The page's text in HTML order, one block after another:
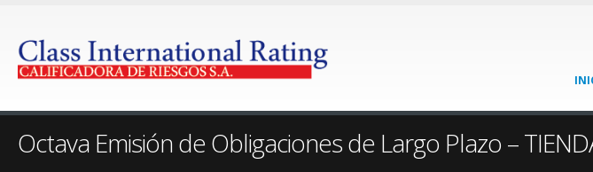
Octava Emisión de Obligaciones de Largo Plazo –